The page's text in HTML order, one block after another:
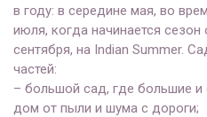
в году: в середине мая, во
июля, когда начинается сезон
сентября, на Indian Summer.
частей:
– большой сад, где большие
дом от пыли и шума с дороги;